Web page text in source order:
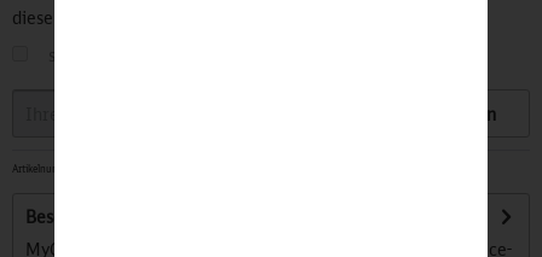
diesen Artikel informiert.
Speichern
Artikelnummer:
Beschreibung
MyCapy® ist unser neuer cooler Schlüsselanhänger im Service-